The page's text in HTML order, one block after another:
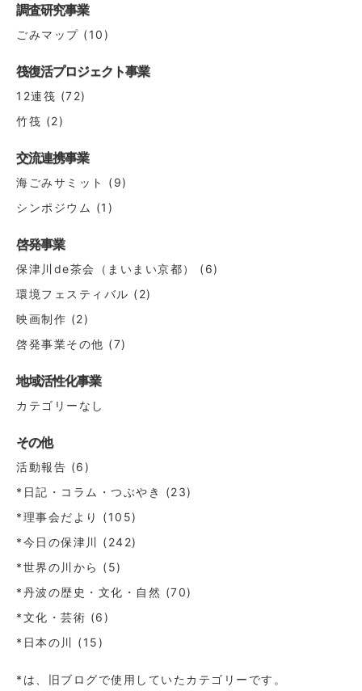
調査研究事業
ごみマップ (10)
筏復活プロジェクト事業
12連筏 (72)
竹筏 (2)
交流連携事業
海ごみサミット
(9)
シンポジウム (1)
啓発事業
保津川de茶会（まいまい京都）
(6)
環境フェスティバル (2)
映画制作 (2)
啓発事業その他 (7)
地域活性化事業
カテゴリーなし
その他
活動報告 (6)
*日記・コラム・つぶやき
(23)
*理事会だより
(105)
*今日の保津川 (242)
*世界の川から (5)
*丹波の歴史・文化・自然 (70)
*文化・芸術 (6)
*日本の川 (15)
*は、旧ブログで使用していたカテゴリーです。